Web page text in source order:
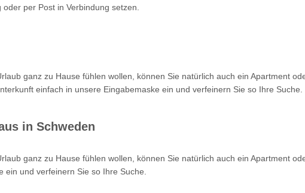
per Post in Verbindung setzen.
ganz zu Hause fühlen wollen, können Sie natürlich auch ein Apartment
einfach in unsere Eingabemaske ein und verfeinern Sie so Ihre Suche.
in Schweden
ganz zu Hause fühlen wollen, können Sie natürlich auch ein Apartment
und verfeinern Sie so Ihre Suche.